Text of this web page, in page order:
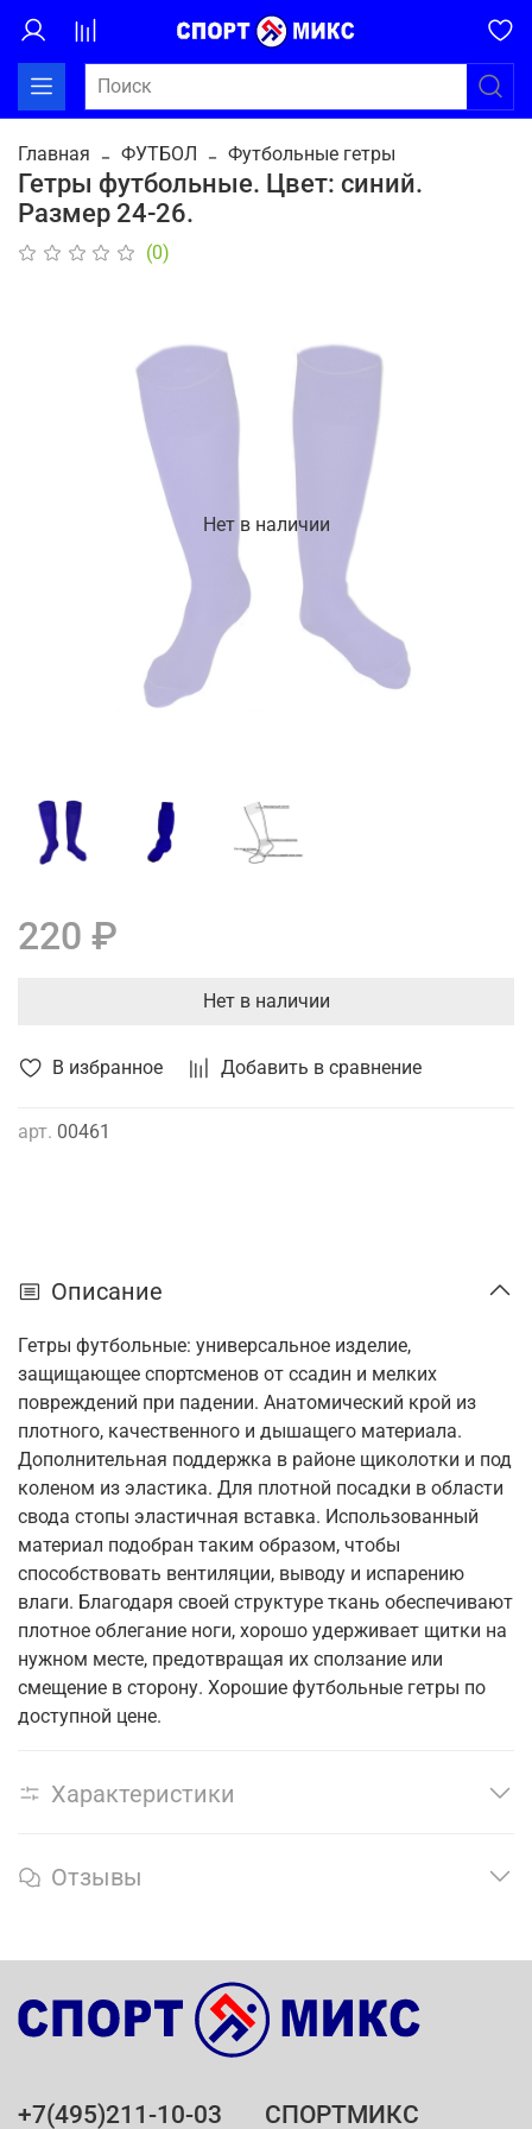
Главная ФУТБОЛ Футбольные гетры
Гетры футбольные. Цвет: синий.
Размер 24-26.
(0)
В избранное Добавить в сравнение
арт. 00461
Нет в наличии
220 ₽
Нет в наличии
Описание
Гетры футбольные: универсальное изделие,
защищающее спортсменов от ссадин и мелких
повреждений при падении. Анатомический крой из
плотного, качественного и дышащего материала.
Дополнительная поддержка в районе щиколотки и под
коленом из эластика. Для плотной посадки в области
свода стопы эластичная вставка. Использованный
материал подобран таким образом, чтобы
способствовать вентиляции, выводу и испарению
влаги. Благодаря своей структуре ткань обеспечивают
плотное облегание ноги, хорошо удерживает щитки на
нужном месте, предотвращая их сползание или
смещение в сторону. Хорошие футбольные гетры по
доступной цене.
Характеристики
Отзывы
+7(495)211-10-03 СПОРТМИКС